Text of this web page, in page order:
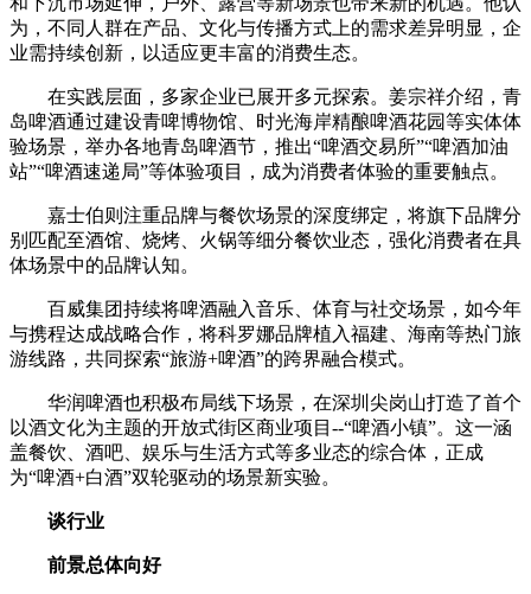
为，不同人群在产品、文化与传播方式上的需求差异明显，企
业需持续创新，以适应更丰富的消费生态。
在实践层面，多家企业已展开多元探索。姜宗祥介绍，青
岛啤酒通过建设青啤博物馆、时光海岸精酿啤酒花园等实体体
验场景，举办各地青岛啤酒节，推出“啤酒交易所”“啤酒加油
站”“啤酒速递局”等体验项目，成为消费者体验的重要触点。
嘉士伯则注重品牌与餐饮场景的深度绑定，将旗下品牌分
别匹配至酒馆、烧烤、火锅等细分餐饮业态，强化消费者在具
体场景中的品牌认知。
百威集团持续将啤酒融入音乐、体育与社交场景，如今年
与携程达成战略合作，将科罗娜品牌植入福建、海南等热门旅
游线路，共同探索“旅游+啤酒”的跨界融合模式。
华润啤酒也积极布局线下场景，在深圳尖岗山打造了首个
以酒文化为主题的开放式街区商业项目--“啤酒小镇”。这一涵
盖餐饮、酒吧、娱乐与生活方式等多业态的综合体，正成
为“啤酒+白酒”双轮驱动的场景新实验。
谈行业
前景总体向好